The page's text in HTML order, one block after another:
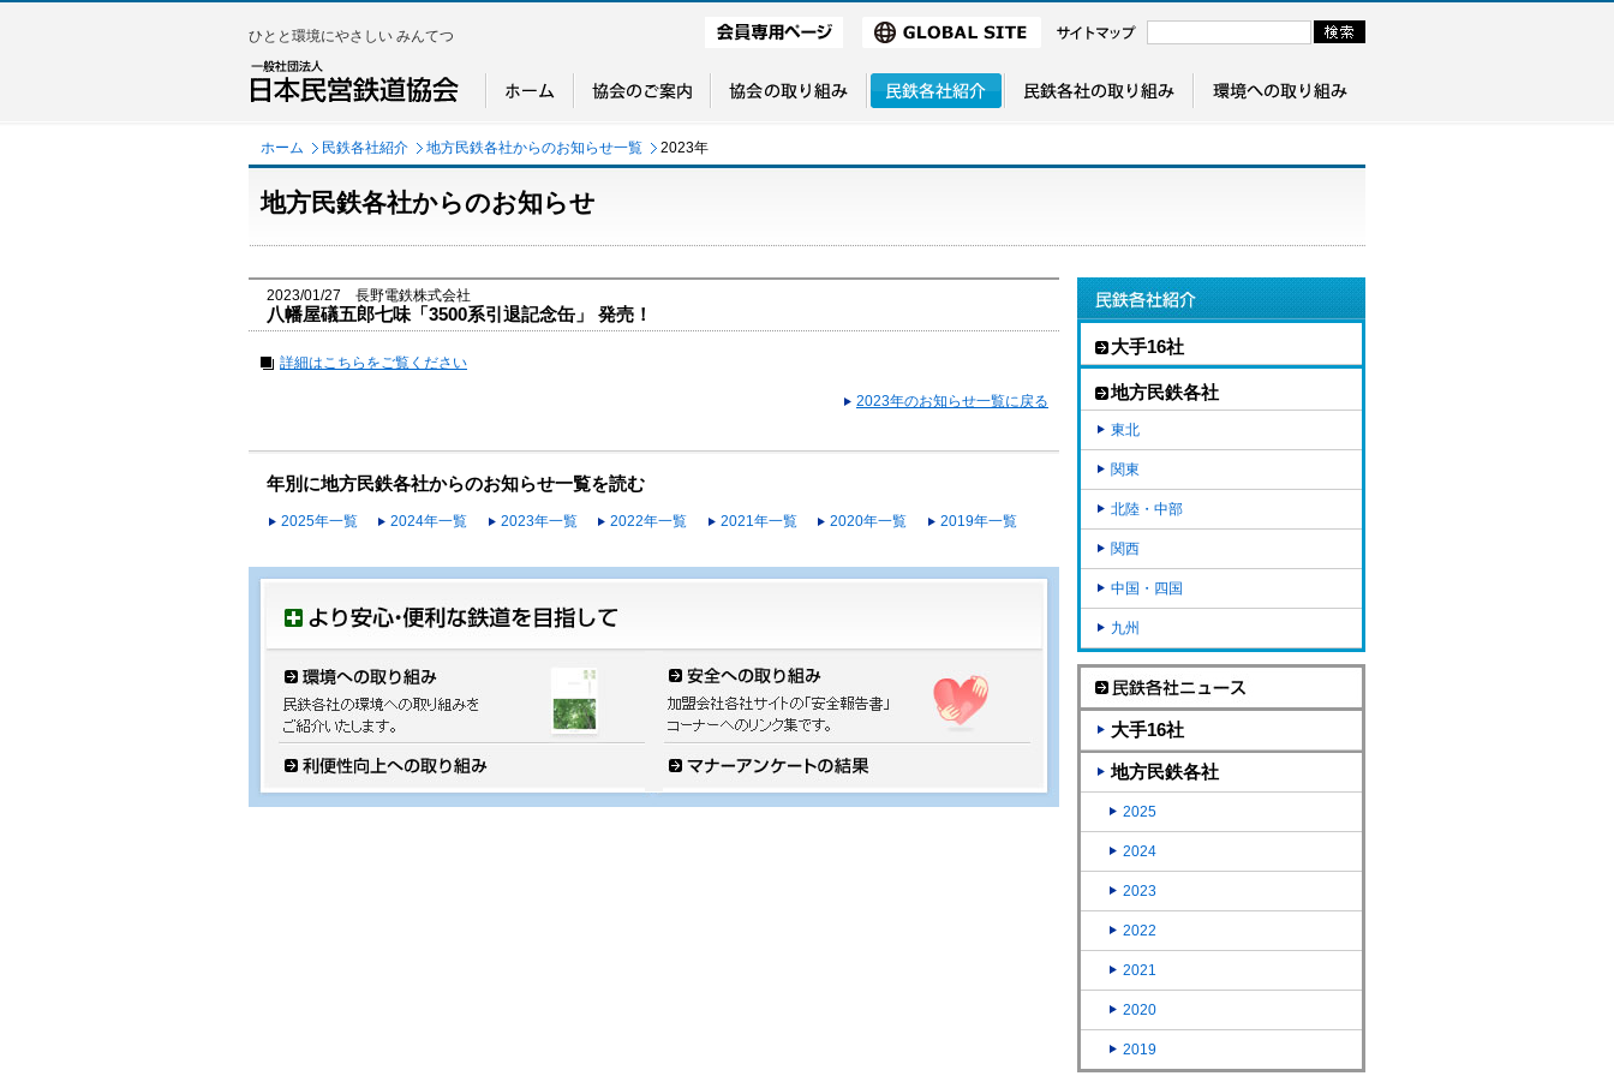
ひとと環境にやさしい みんてつ
ホーム 民鉄各社紹介 地方民鉄各社からのお知らせ一覧 2023年
地方民鉄各社からのお知らせ
2023/01/27 長野電鉄株式会社
八幡屋礒五郎七味「3500系引退記念缶」 発売！
詳細はこちらをご覧ください
2023年のお知らせ一覧に戻る
年別に地方民鉄各社からのお知らせ一覧を読む
2025年一覧 2024年一覧 2023年一覧 2022年一覧 2021年一覧 2020年一覧 2019年一覧
大手16社
地方民鉄各社
東北
関東
北陸・中部
関西
中国・四国
九州
大手16社
地方民鉄各社
2025
2024
2023
2022
2021
2020
2019